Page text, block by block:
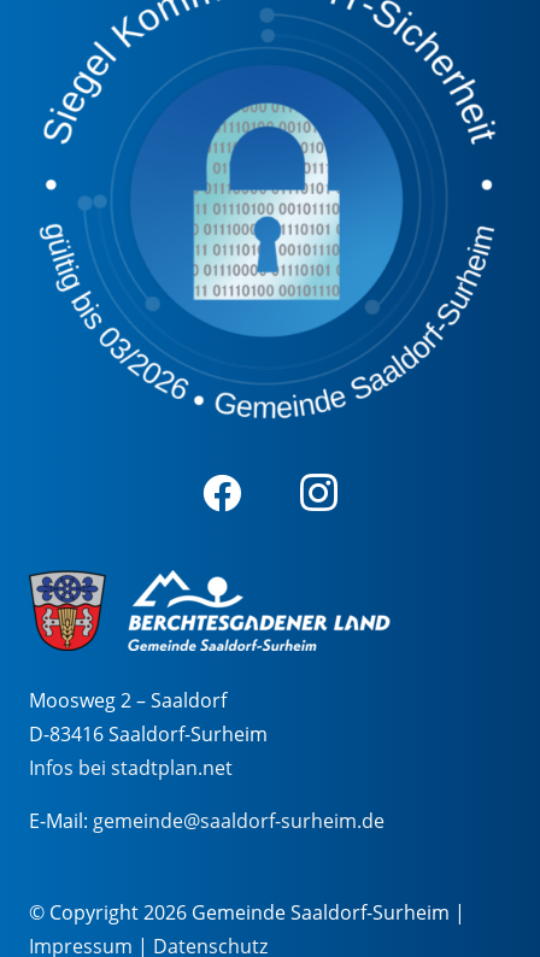
Moosweg 2 – Saaldorf
D-83416 Saaldorf-Surheim
Infos bei stadtplan.net
E-Mail: gemeinde@saaldorf-surheim.de
© Copyright 2026 Gemeinde Saaldorf-Surheim |
Impressum | Datenschutz